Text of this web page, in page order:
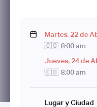
Martes, 22de
🇨🇴 8:00 am
Jueves, 24de
🇨🇴 8:00 am
Lugar y Ciudad